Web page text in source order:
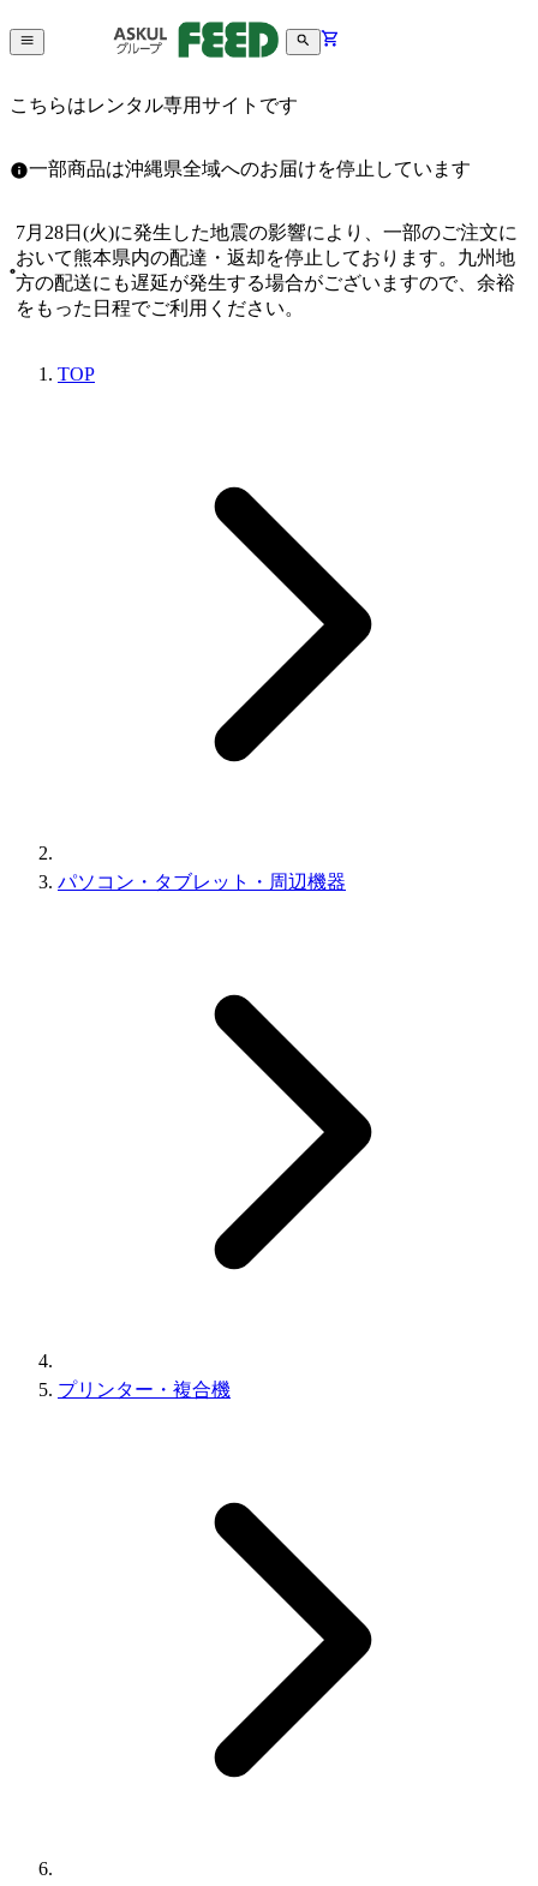
こちらはレンタル専用サイトです
一部商品は沖縄県全域へのお届けを停止しています
7月28日(火)に発生した地震の影響により、一部のご注文に
おいて熊本県内の配達・返却を停止しております。九州地
方の配送にも遅延が発生する場合がございますので、余裕
をもった日程でご利用ください。
TOP
パソコン・タブレット・周辺機器
プリンター・複合機